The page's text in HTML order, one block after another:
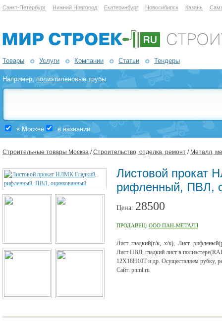
Санкт-Петербург Нижний Новгород Екатеринбург Новосибирск Казань
Товары Услуги Компании Статьи Тендеры
Например,полиэтиленовые трубы
в Москве в названии
Строительные товары Москва /Строительство, отделка, ремонт / Металл,
Листовой прокат
рифленный, ПВЛ,
Цена: 28500
ПРОДАВЕЦ: ООО ПАН-МЕТАЛЛ
Лист гладкий(г/к, х/к), Лист
Лист ПВЛ, гладкий лист в
12Х18Н10Т и др. Осуществляем рубку,
Сайт: pnml.ru